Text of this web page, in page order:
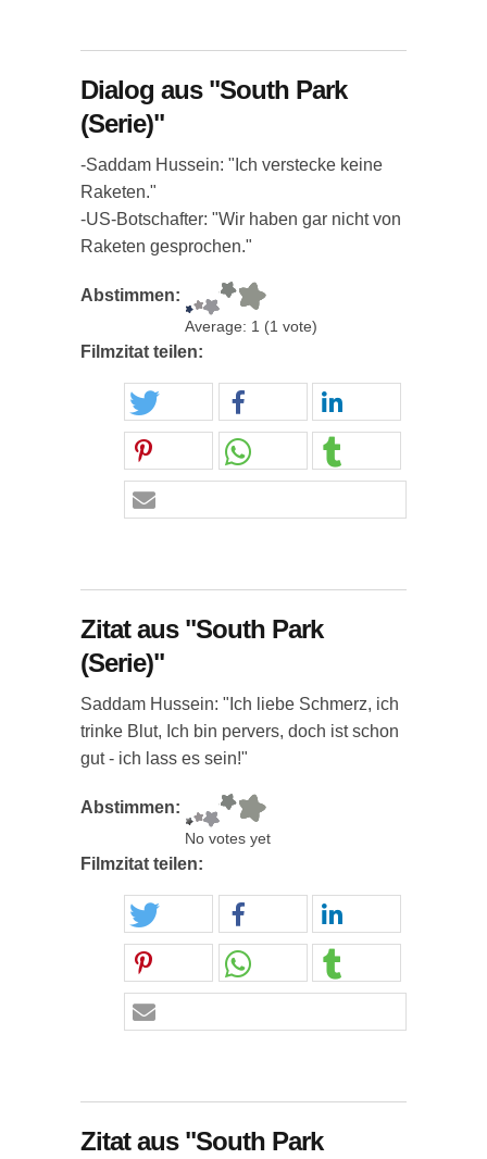
Dialog aus "South Park
(Serie)"
-Saddam Hussein: "Ich verstecke keine
Raketen."
-US-Botschafter: "Wir haben gar nicht von
Raketen gesprochen."
Abstimmen:
Average: 1 (1 vote)
Filmzitat teilen:
Zitat aus "South Park
(Serie)"
Saddam Hussein: "Ich liebe Schmerz, ich
trinke Blut, Ich bin pervers, doch ist schon
gut - ich lass es sein!"
Abstimmen:
No votes yet
Filmzitat teilen:
Zitat aus "South Park